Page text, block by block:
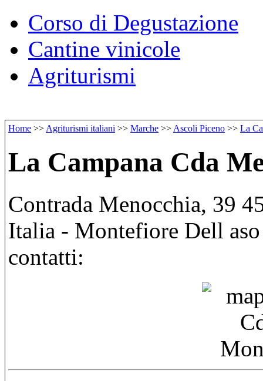
Corso di Degustazione
Cantine vinicole
Agriturismi
Home >> Agriturismi italiani >> Marche >> Ascoli Piceno >> La
La Campana Cda
Contrada Menocchia, 39
Italia - Montefiore Dell
contatti: